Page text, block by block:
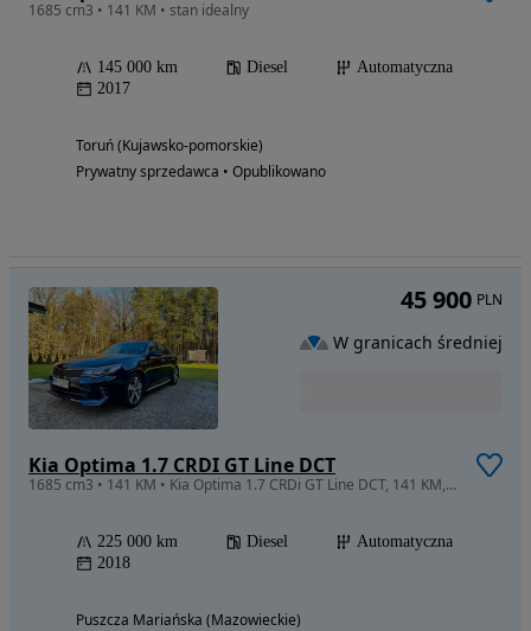
1685 cm3 • 141 KM • stan idealny
145 000 km Diesel
Automatyczna
2017
Toruń (Kujawsko-pomorskie)
Prywatny sprzedawca • Opublikowano
Kia Optima 1.7 CRDI GT Line DCT
1685 cm3 • 141 KM • Kia Optima 1.7 CRDi GT Line DCT, 141 KM, automat
225 000 km Diesel
Automatyczna
2018
Puszcza Mariańska (Mazowieckie)
45 900 PLN
W granicach średniej